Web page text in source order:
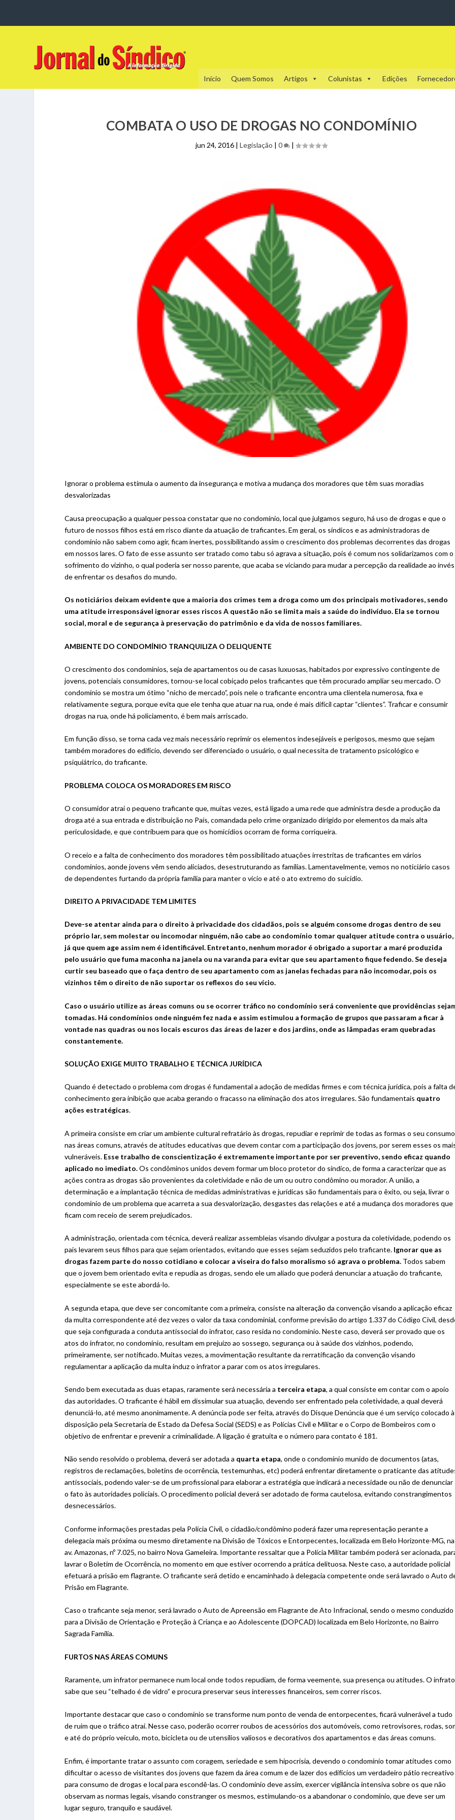
Início Quem Somos Artigos Colunistas Edições
COMBATA O USO DE DROGAS NO CONDOMÍNIO
jun 24, 2016 |Legislação |0 |
Ignorar o problema estimula o aumento da insegurança e motiva a mudança dos moradores que têm suas moradias
desvalorizadas
Causa preocupação a qualquer pessoa constatar que no condomínio, local que julgamos seguro, há uso de drogas e que o
futuro de nossos filhos está em risco diante da atuação de traficantes. Em geral, os síndicos e as administradoras de
condomínio não sabem como agir, ficam inertes, possibilitando assim o crescimento dos problemas decorrentes das drogas
em nossos lares. O fato de esse assunto ser tratado como tabu só agrava a situação, pois é comum nos solidarizamos com o
sofrimento do vizinho, o qual poderia ser nosso parente, que acaba se viciando para mudar a percepção da realidade ao invés
de enfrentar os desafios do mundo.
Os noticiários deixam evidente que a maioria dos crimes tem a droga como um dos principais motivadores, sendo
uma atitude irresponsável ignorar esses riscos A questão não se limita mais a saúde do indivíduo. Ela se tornou
social, moral e de segurança à preservação do patrimônio e da vida de nossos familiares.
AMBIENTE DO CONDOMÍNIO TRANQUILIZA O DELIQUENTE
O crescimento dos condomínios, seja de apartamentos ou de casas luxuosas, habitados por expressivo contingente de
jovens, potenciais consumidores, tornou-se local cobiçado pelos traficantes que têm procurado ampliar seu mercado. O
condomínio se mostra um ótimo “nicho de mercado”, pois nele o traficante encontra uma clientela numerosa, fixa e
relativamente segura, porque evita que ele tenha que atuar na rua, onde é mais difícil captar “clientes”. Traficar e consumir
drogas na rua, onde há policiamento, é bem mais arriscado.
Em função disso, se torna cada vez mais necessário reprimir os elementos indesejáveis e perigosos, mesmo que sejam
também moradores do edifício, devendo ser diferenciado o usuário, o qual necessita de tratamento psicológico e
psiquiátrico, do traficante.
PROBLEMA COLOCA OS MORADORES EM RISCO
O consumidor atrai o pequeno traficante que, muitas vezes, está ligado a uma rede que administra desde a produção da
droga até a sua entrada e distribuição no País, comandada pelo crime organizado dirigido por elementos da mais alta
periculosidade, e que contribuem para que os homicídios ocorram de forma corriqueira.
O receio e a falta de conhecimento dos moradores têm possibilitado atuações irrestritas de traficantes em vários
condomínios, aonde jovens vêm sendo aliciados, desestruturando as famílias. Lamentavelmente, vemos no noticiário casos
de dependentes furtando da própria família para manter o vício e até o ato extremo do suicídio.
DIREITO A PRIVACIDADE TEM LIMITES
Deve-se atentar ainda para o direito à privacidade dos cidadãos, pois se alguém consome drogas dentro de seu
próprio lar, sem molestar ou incomodar ninguém, não cabe ao condomínio tomar qualquer atitude contra o usuário,
já que quem age assim nem é identificável. Entretanto, nenhum morador é obrigado a suportar a maré produzida
pelo usuário que fuma maconha na janela ou na varanda para evitar que seu apartamento fique fedendo. Se deseja
curtir seu baseado que o faça dentro de seu apartamento com as janelas fechadas para não incomodar, pois os
vizinhos têm o direito de não suportar os reflexos do seu vício.
Caso o usuário utilize as áreas comuns ou se ocorrer tráfico no condomínio será conveniente que providências
tomadas. Há condomínios onde ninguém fez nada e assim estimulou a formação de grupos que passaram a ficar à
vontade nas quadras ou nos locais escuros das áreas de lazer e dos jardins, onde as lâmpadas eram quebradas
constantemente.
SOLUÇÃO EXIGE MUITO TRABALHO E TÉCNICA JURÍDICA
Quando é detectado o problema com drogas é fundamental a adoção de medidas firmes e com técnica jurídica, pois a falta
conhecimento gera inibição que acaba gerando o fracasso na eliminação dos atos irregulares. São fundamentais quatro
ações estratégicas.
A primeira consiste em criar um ambiente cultural refratário às drogas, repudiar e reprimir de todas as formas o seu consumo
nas áreas comuns, através de atitudes educativas que devem contar com a participação dos jovens, por serem esses os
vulneráveis. Esse trabalho de conscientização é extremamente importante por ser preventivo, sendo eficaz quando
aplicado no imediato.Os condôminos unidos devem formar um bloco protetor do síndico, de forma a caracterizar que as
ações contra as drogas são provenientes da coletividade e não de um ou outro condômino ou morador. A união, a
determinação e a implantação técnica de medidas administrativas e jurídicas são fundamentais para o êxito, ou seja, livrar o
condomínio de um problema que acarreta a sua desvalorização, desgastes das relações e até a mudança dos moradores que
ficam com receio de serem prejudicados.
A administração, orientada com técnica, deverá realizar assembleias visando divulgar a postura da coletividade, podendo os
pais levarem seus filhos para que sejam orientados, evitando que esses sejam seduzidos pelo traficante. Ignorar que as
drogas fazem parte do nosso cotidiano e colocar a viseira do falso moralismo só agrava o problema. Todos sabem
que o jovem bem orientado evita e repudia as drogas, sendo ele um aliado que poderá denunciar a atuação do traficante,
especialmente se este abordá-lo.
A segunda etapa, que deve ser concomitante com a primeira, consiste na alteração da convenção visando a aplicação eficaz
da multa correspondente até dez vezes o valor da taxa condominial, conforme previsão do artigo 1.337 do Código Civil,
que seja configurada a conduta antissocial do infrator, caso resida no condomínio. Neste caso, deverá ser provado que os
atos do infrator, no condomínio, resultam em prejuízo ao sossego, segurança ou à saúde dos vizinhos, podendo,
primeiramente, ser notificado. Muitas vezes, a movimentação resultante da rerratificação da convenção visando
regulamentar a aplicação da multa induz o infrator a parar com os atos irregulares.
Sendo bem executada as duas etapas, raramente será necessária a terceira etapa, a qual consiste em contar com o apoio
das autoridades. O traficante é hábil em dissimular sua atuação, devendo ser enfrentado pela coletividade, a qual deverá
denunciá-lo, até mesmo anonimamente. A denúncia pode ser feita, através do Disque Denúncia que é um serviço colocado à
disposição pela Secretaria de Estado da Defesa Social (SEDS) e as Polícias Civil e Militar e o Corpo de Bombeiros com o
objetivo de enfrentar e prevenir a criminalidade. A ligação é gratuita e o número para contato é 181.
Não sendo resolvido o problema, deverá ser adotada a quarta etapa, onde o condomínio munido de documentos (atas,
registros de reclamações, boletins de ocorrência, testemunhas, etc) poderá enfrentar diretamente o praticante das
antissociais, podendo valer-se de um profissional para elaborar a estratégia que indicará a necessidade ou não de denunciar
o fato às autoridades policiais. O procedimento policial deverá ser adotado de forma cautelosa, evitando constrangimentos
desnecessários.
Conforme informações prestadas pela Polícia Civil, o cidadão/condômino poderá fazer uma representação perante a
delegacia mais próxima ou mesmo diretamente na Divisão de Tóxicos e Entorpecentes, localizada em Belo Horizonte-MG, na
av. Amazonas, nº 7.025, no bairro Nova Gameleira. Importante ressaltar que a Polícia Militar também poderá ser acionada,
lavrar o Boletim de Ocorrência, no momento em que estiver ocorrendo a prática delituosa. Neste caso, a autoridade policial
efetuará a prisão em flagrante. O traficante será detido e encaminhado à delegacia competente onde será lavrado o Auto
Prisão em Flagrante.
Caso o traficante seja menor, será lavrado o Auto de Apreensão em Flagrante de Ato Infracional, sendo o mesmo conduzido
para a Divisão de Orientação e Proteção à Criança e ao Adolescente (DOPCAD) localizada em Belo Horizonte, no Bairro
Sagrada Família.
FURTOS NAS ÁREAS COMUNS
Raramente, um infrator permanece num local onde todos repudiam, de forma veemente, sua presença ou atitudes. O
sabe que seu “telhado é de vidro” e procura preservar seus interesses financeiros, sem correr riscos.
Importante destacar que caso o condomínio se transforme num ponto de venda de entorpecentes, ficará vulnerável a tudo
de ruim que o tráfico atrai. Nesse caso, poderão ocorrer roubos de acessórios dos automóveis, como retrovisores, rodas,
e até do próprio veículo, moto, bicicleta ou de utensílios valiosos e decorativos dos apartamentos e das áreas comuns.
Enfim, é importante tratar o assunto com coragem, seriedade e sem hipocrisia, devendo o condomínio tomar atitudes como
dificultar o acesso de visitantes dos jovens que fazem da área comum e de lazer dos edifícios um verdadeiro pátio recreativo
para consumo de drogas e local para escondê-las. O condomínio deve assim, exercer vigilância intensiva sobre os que não
observam as normas legais, visando constranger os mesmos, estimulando-os a abandonar o condomínio, que deve ser um
lugar seguro, tranquilo e saudável.